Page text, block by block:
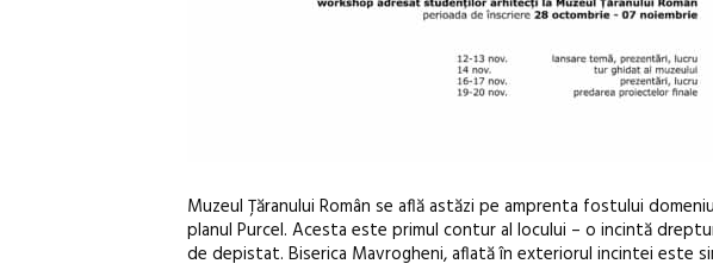
Muzeul Țăranului Român se află astăzi pe amprenta fostului
planul Purcel. Acesta este primul contur al locului – o incintă
de depistat. Biserica Mavrogheni, aflată în exteriorul incintei este